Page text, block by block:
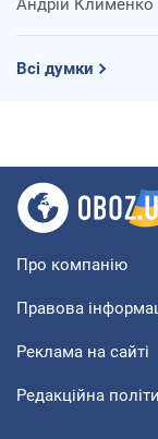
Андрій Клименко
Всі думки
Про компанію
Правова
Реклама на сайті
Редакційна